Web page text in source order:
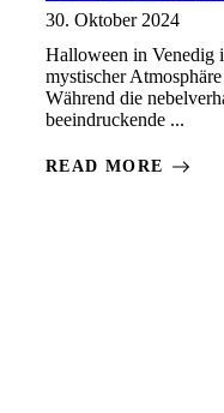
30. Oktober 2024
Halloween in Venedig
mystischer
Während die
beeindruckende ...
READ MORE